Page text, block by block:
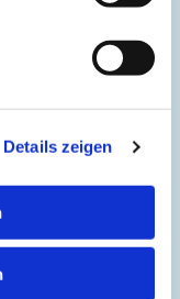
Details zeigen
Süd